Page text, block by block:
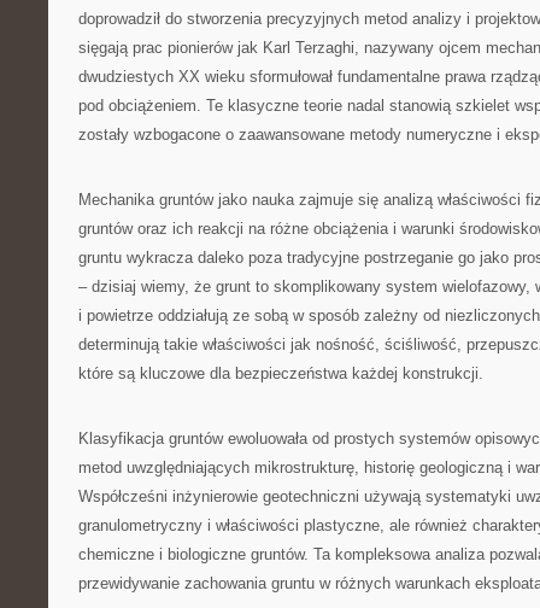
doprowadził do stworzenia precyzyjnych metod analizy i
sięgają prac pionierów jak Karl Terzaghi, nazywany ojcem
dwudziestych XX wieku sformułował fundamentalne prawa
pod obciążeniem. Te klasyczne teorie nadal stanowią szkielet
zostały wzbogacone o zaawansowane metody numeryczne i
Mechanika gruntów jako nauka zajmuje się analizą właściwości
gruntów oraz ich reakcji na różne obciążenia i warunki
gruntu wykracza daleko poza tradycyjne postrzeganie go jako
– dzisiaj wiemy, że grunt to skomplikowany system wielofazowy,
i powietrze oddziałują ze sobą w sposób zależny od
determinują takie właściwości jak nośność, ściśliwość,
które są kluczowe dla bezpieczeństwa każdej konstrukcji.
Klasyfikacja gruntów ewoluowała od prostych systemów
metod uwzględniających mikrostrukturę, historię geologiczną i
Współcześni inżynierowie geotechniczni używają systematyki
granulometryczny i właściwości plastyczne, ale również
chemiczne i biologiczne gruntów. Ta kompleksowa analiza
przewidywanie zachowania gruntu w różnych warunkach